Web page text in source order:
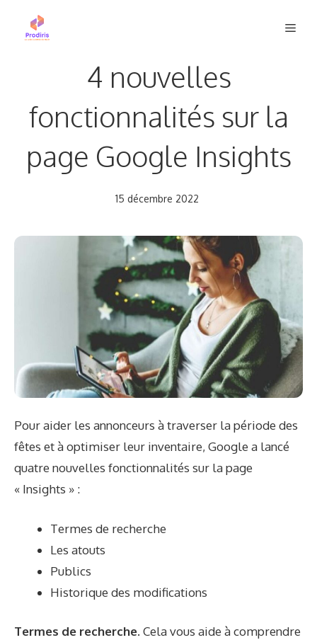
4 nouvelles
fonctionnalités sur la
page Google Insights
15 décembre 2022
Pour aider les annonceurs à traverser la période des
fêtes et à optimiser leur inventaire, Google a lancé
quatre nouvelles fonctionnalités sur la page
« Insights » :
Termes de recherche
Les atouts
Publics
Historique des modifications
Termes de recherche. Cela vous aide à comprendre